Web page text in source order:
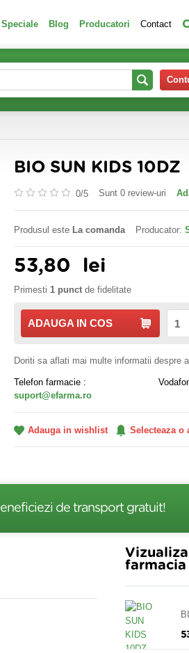
Blog Producatori Contact
BIO SUN KIDS 10DZ
0/5 Sunt 0 review-uri
Produsul este La comanda Producator:
53,80 lei
Primesti 1 punct de fidelitate
ADAUGA IN COS
Doriti sa aflati mai multe informatii despre
Telefon farmacie :
suport@efarma.ro
Adauga in wishlist Selecteaza o
de transport gratuit!